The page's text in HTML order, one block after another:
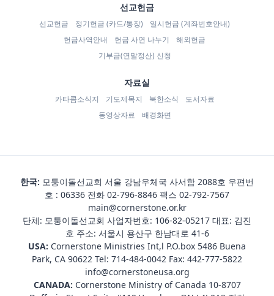
선교헌금
선교헌금 정기헌금 (카드/통장)
일시헌금 (계좌번호안내)
헌금사역안내
헌금 사연 나누기
해외헌금
기부금(연말정산) 신청
자료실
카타콤소식지 기도제목지 북한소식
도서자료
동영상자료
배경화면
한국: 모퉁이돌선교회 서울 강남우체국 사서함 2088호 우편번
호 : 06336 전화 02-796-8846 팩스 02-792-7567
main@cornerstone.or.kr
단체: 모퉁이돌선교회 사업자번호: 106-82-05217 대표: 김진
호 주소: 서울시 용산구 한남대로 41-6
USA: Cornerstone Ministries Int,l P.O.box 5486 Buena
Park, CA 90622 Tel: 714-484-0042 Fax: 442-777-5822
info@cornerstoneusa.org
CANADA: Cornerstone Ministry of Canada 10-8707